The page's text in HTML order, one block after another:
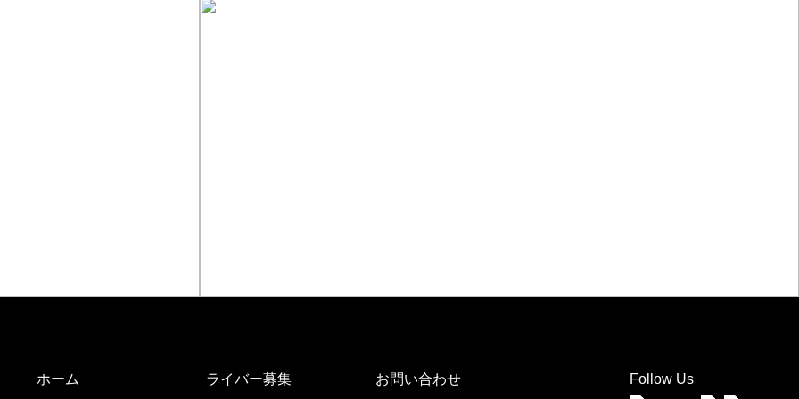
ホーム ライバー募集 お問い合わせ Follow Us